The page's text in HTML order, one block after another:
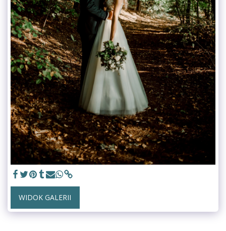
WIDOK GALERII